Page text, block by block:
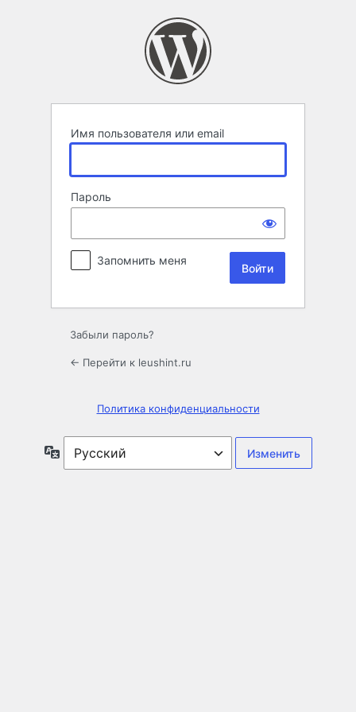
Имя пользователя или email
Пароль
Запомнить меня
Забыли пароль?
← Перейти к leushint.ru
Политика конфиденциальности
Язык